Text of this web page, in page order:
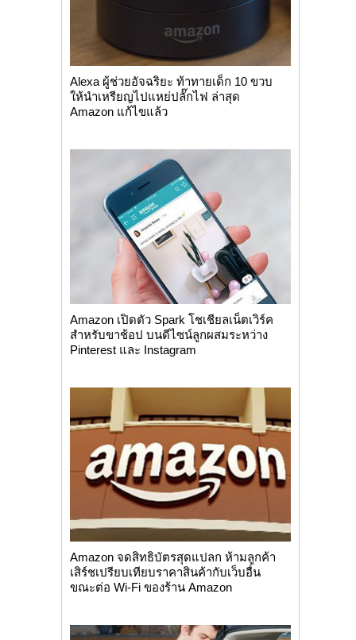
Alexa ผู้ช่วยอัจฉริยะ ท้าทายเด็ก 10 ขวบ
ให้นำเหรียญไปแหย่ปลั๊กไฟ ล่าสุด
Amazon แก้ไขแล้ว
Amazon เปิดตัว Spark โชเชียลเน็ตเวิร์ค
สำหรับขาช้อป บนดีไซน์ลูกผสมระหว่าง
Pinterest และ Instagram
Amazon จดสิทธิบัตรสุดแปลก ห้ามลูกค้า
เสิร์ชเปรียบเทียบราคาสินค้ากับเว็บอื่น
ขณะต่อ Wi-Fi ของร้าน Amazon